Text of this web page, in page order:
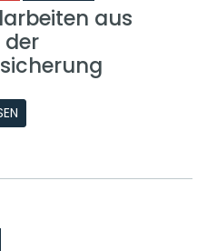
aus
der